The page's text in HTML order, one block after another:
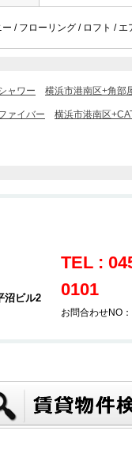
/ フローリング / ロフト /
ャワー 横浜市港南区+角部
ァイバー 横浜市港南区
沼ビル2
TEL :
0101
お問合わせNO：